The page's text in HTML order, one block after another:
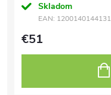
Skladom
EAN: 1200140144131
€51